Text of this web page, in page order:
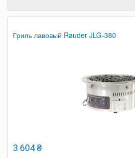
Гриль лавовый Rauder JLG-380
3 604 ₴